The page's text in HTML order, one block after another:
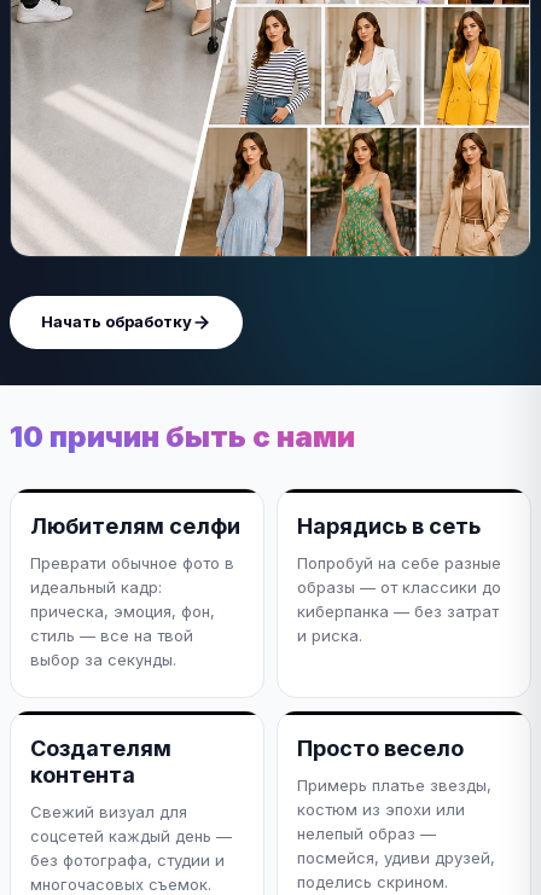
Начать обработку
10 причин быть с нами
Любителям селфи
Преврати обычное фото в
идеальный кадр:
прическа, эмоция, фон,
стиль — все на твой
выбор за секунды.
Нарядись в сеть
Попробуй на себе разные
образы — от классики до
киберпанка — без затрат
и риска.
Создателям
контента
Свежий визуал для
соцсетей каждый день —
без фотографа, студии и
многочасовых съемок.
Просто весело
Примерь платье звезды,
костюм из эпохи или
нелепый образ —
посмейся, удиви друзей,
поделись скрином.